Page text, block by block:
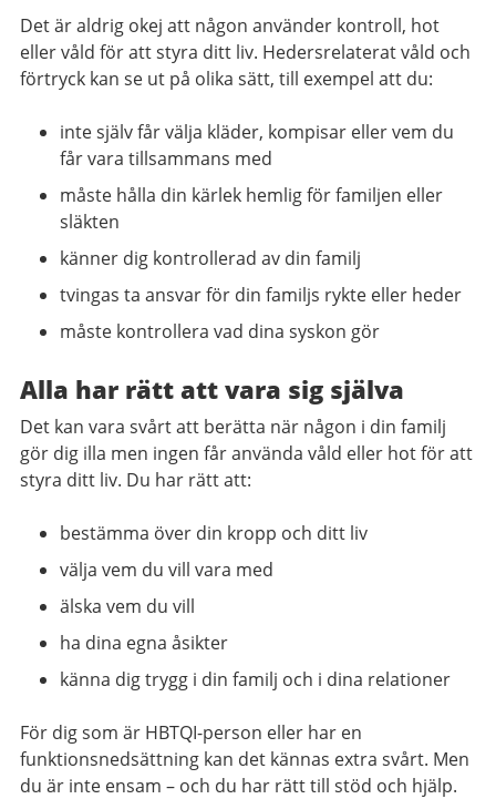
Det är aldrig okej att någon använder kontroll, hot
eller våld för att styra ditt liv. Hedersrelaterat våld och
förtryck kan se ut på olika sätt, till exempel att du:
inte själv får välja kläder, kompisar eller vem du
får vara tillsammans med
måste hålla din kärlek hemlig för familjen eller
släkten
känner dig kontrollerad av din familj
tvingas ta ansvar för din familjs rykte eller heder
måste kontrollera vad dina syskon gör
Alla har rätt att vara sig själva
Det kan vara svårt att berätta när någon i din familj
gör dig illa men ingen får använda våld eller hot för att
styra ditt liv. Du har rätt att:
bestämma över din kropp och ditt liv
välja vem du vill vara med
älska vem du vill
ha dina egna åsikter
känna dig trygg i din familj och i dina relationer
För dig som är HBTQI-person eller har en
funktionsnedsättning kan det kännas extra svårt. Men
du är inte ensam – och du har rätt till stöd och hjälp.